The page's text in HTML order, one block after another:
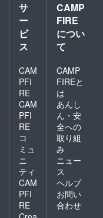
サ
ー
ビ
ス
CAM
PFI
RE
CAM
PFI
RE
コ
ミュ
ニ
ティ
CAM
PFI
RE
CAMP
FIRE
につい
て
CAMP
FIREと
は
あんし
ん・安
全への
取り組
み
ニュー
ス
ヘルプ
お問い
合わせ